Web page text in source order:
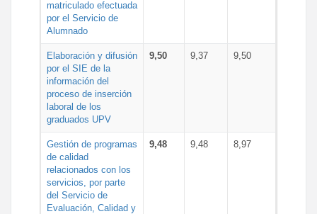
matriculado efectuada
por el Servicio de
Alumnado
Elaboración y difusión
por el SIE de la
información del
proceso de inserción
laboral de los
graduados UPV
9,50 9,37 9,50
Gestión de programas
de calidad
relacionados con los
servicios, por parte
del Servicio de
Evaluación, Calidad y
9,48 9,48 8,97